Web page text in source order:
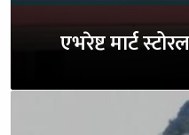
एभरेष्ट मार्ट